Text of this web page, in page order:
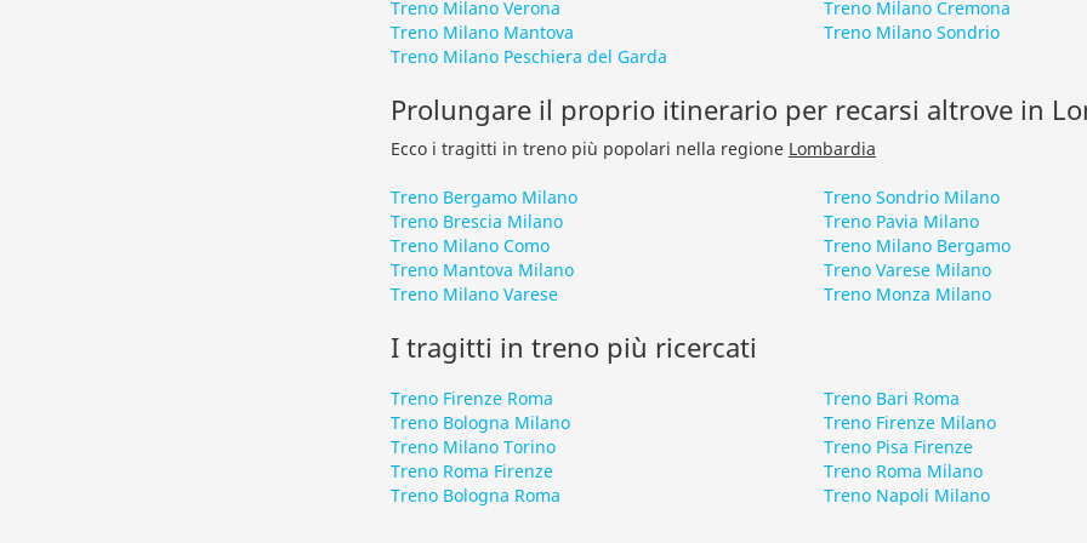
Treno Milano Verona
Treno Milano Mantova
Treno Milano Peschiera del Garda
Treno Milano Cremona
Treno Milano Sondrio
Prolungare il proprio itinerario per recarsi altrove in
Ecco i tragitti in treno più popolari nella regione Lombardia
Treno Bergamo Milano
Treno Brescia Milano
Treno Milano Como
Treno Mantova Milano
Treno Milano Varese
Treno Sondrio Milano
Treno Pavia Milano
Treno Milano Bergamo
Treno Varese Milano
Treno Monza Milano
I tragitti in treno più ricercati
Treno Firenze Roma
Treno Bologna Milano
Treno Milano Torino
Treno Roma Firenze
Treno Bologna Roma
Treno Bari Roma
Treno Firenze Milano
Treno Pisa Firenze
Treno Roma Milano
Treno Napoli Milano